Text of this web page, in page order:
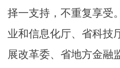
择一支持，不重复享受。
业和信息化厅、省科技
展改革委、省地方金融